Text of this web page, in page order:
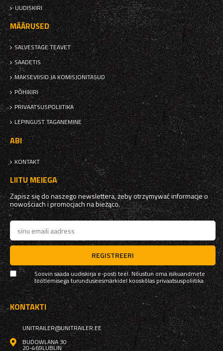
UUDISKIRI
MÄÄRUSED
SALVESTAGE TEAVET
SAADETIS
MAKSEVIISID JA KOMISJONITASUD
PÕHIKIRI
PRIVAATSUSPOLIITIKA
LEPINGUST TAGANEMINE
ABI
KONTAKT
LIITU MEIEGA
Zapisz się do naszego newslettera, żeby otrzymywać informacje o
nowościach i promocjach na bieżąco.
REGISTREERI
Soovin saada uudiskirja e-posti teel. Nõustun oma isikuandmete
töötlemisega turunduseesmärkidel kooskõlasprivaatsuspoliitika
KONTAKTI
UNITRAILER@UNITRAILER.EE
BUDOWLANA 30
20-469LUBLIN